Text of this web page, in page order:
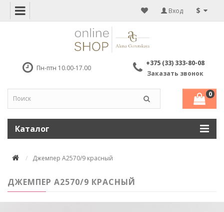
$
Вход
Пн-птн 10.00-17.00
+375 (33) 333-80-08
Заказать звонок
0
Каталог
Джемпер А2570/9 красный
ДЖЕМПЕР А2570/9 КРАСНЫЙ